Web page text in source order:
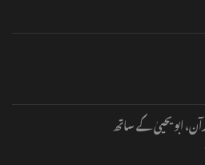
ابو یحییٰ کے ساتھ